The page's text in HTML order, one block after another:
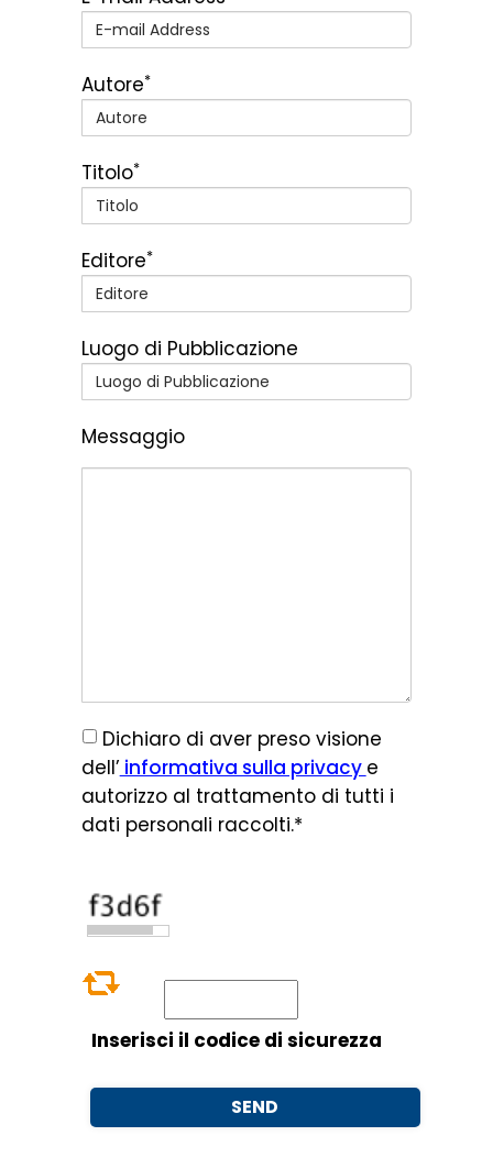
Autore*
Titolo*
Editore*
Luogo di Pubblicazione
Messaggio
Dichiaro di aver preso visione
dell’ informativa sulla privacy e
autorizzo al trattamento di tutti i
dati personali raccolti.*
Inserisci il codice di sicurezza
SEND